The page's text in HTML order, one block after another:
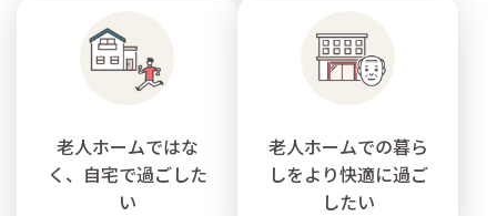
老人ホームではな
く、自宅で過ごした
い
老人ホームでの暮ら
しをより快適に過ご
したい